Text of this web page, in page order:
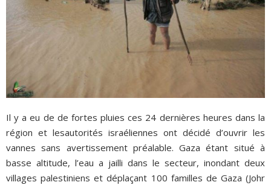
Il y a eu de de fortes pluies ces 24 dernières heures dans la
région et lesautorités israéliennes ont décidé d’ouvrir les
vannes sans avertissement préalable. Gaza étant situé à
basse altitude, l’eau a jailli dans le secteur, inondant deux
villages palestiniens et déplaçant 100 familles de Gaza (Johr